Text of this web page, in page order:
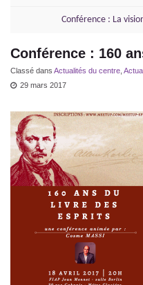
Conférence : La
Conférence : 160
Classé dans Actualités du centre
29 mars 2017